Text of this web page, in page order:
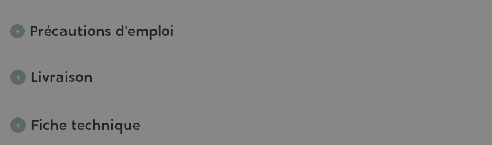
Précautions d'emploi
Livraison
Fiche technique